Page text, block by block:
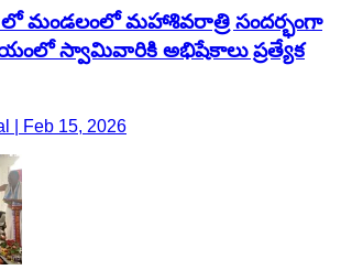
లో మండలంలో మహాశివరాత్రి సందర్భంగా
స్వామివారికి అభిషేకాలు ప్రత్యేక
| Feb 15, 2026